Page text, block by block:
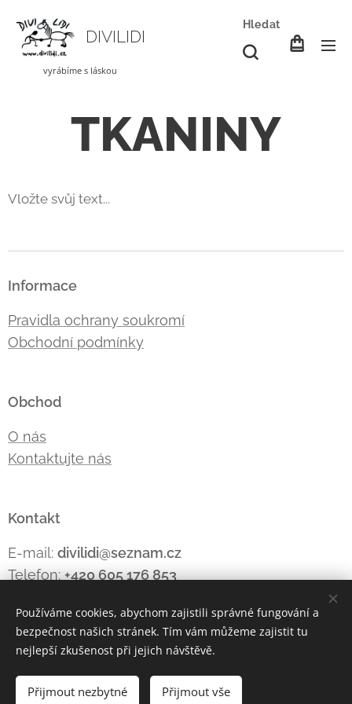
DIVILIDI
vyrábíme s láskou
Hledat
TKANINY
Vložte svůj text...
Informace
Pravidla ochrany soukromí
Obchodní podmínky
Obchod
O nás
Kontaktujte nás
Kontakt
E-mail: divilidi@seznam.cz
Telefon:+420 605 176853
Cookies
Jazyky
Používáme cookies, abychom zajistili správné fungování a
bezpečnost našich stránek. Tím vám můžeme zajistit tu
nejlepší zkušenost při jejich návštěvě.
Přijmout nezbytné Přijmout vše